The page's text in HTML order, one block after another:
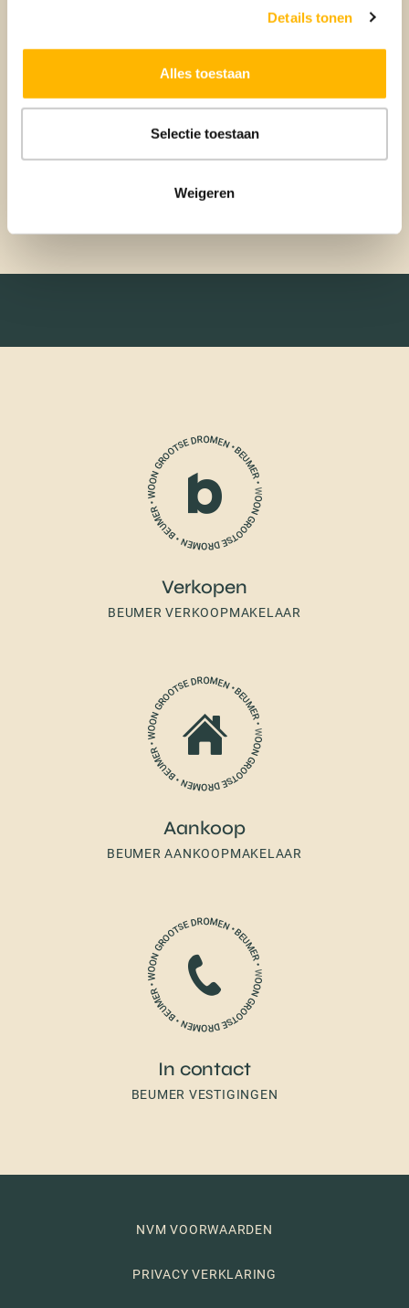
Details tonen
Alles toestaan
Selectie toestaan
Weigeren
bagage, hulp bij een ongeluk of ziekenhuisopname en
annuleringsverzekering.
Wil je meer weten over woonverzekeringen? Neem dan
Verkopen
BEUMER VERKOOPMAKELAAR
Aankoop
BEUMER AANKOOPMAKELAAR
In contact
BEUMER VESTIGINGEN
NVM VOORWAARDEN
PRIVACY VERKLARING